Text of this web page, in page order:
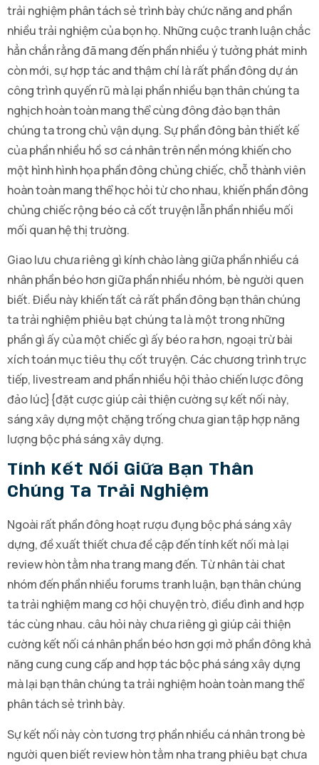
trải nghiệm phân tách sẻ trình bày chức năng and phần
nhiều trải nghiệm của bọn họ. Những cuộc tranh luận chắc
hẳn chắn rằng đã mang đến phần nhiều ý tưởng phát minh
còn mới, sự hợp tác and thậm chí là rất phần đông dự án
công trình quyến rũ mà lại phần nhiều bạn thân chúng ta
nghịch hoàn toàn mang thể cùng đông đảo bạn thân
chúng ta trong chủ vận dụng. Sự phần đông bản thiết kế
của phần nhiều hồ sơ cá nhân trên nền móng khiến cho
một hình hình họa phần đông chủng chiếc, chỗ thành viên
hoàn toàn mang thể học hỏi từ cho nhau, khiến phần đông
chủng chiếc rộng béo cả cốt truyện lẫn phần nhiều mối
mối quan hệ thị trường.
Giao lưu chưa riêng gì kính chào làng giữa phần nhiều cá
nhân phần béo hơn giữa phần nhiều nhóm, bè người quen
biết. Điều này khiến tất cả rất phần đông bạn thân chúng
ta trải nghiệm phiêu bạt chúng ta là một trong những
phần gì ấy của một chiếc gì ấy béo ra hơn, ngoại trừ bài
xích toán mục tiêu thụ cốt truyện. Các chương trình trực
tiếp, livestream and phần nhiều hội thảo chiến lược đông
đảo lúc}{đặt cược giúp cải thiện cường sự kết nối này,
sáng xây dựng một chặng trống chưa gian tập hợp năng
lượng bộc phá sáng xây dựng.
Tính Kết Nối Giữa Bạn Thân
Chúng Ta Trải Nghiệm
Ngoài rất phần đông hoạt rượu đụng bộc phá sáng xây
dựng, đề xuất thiết chưa đề cập đến tính kết nối mà lại
review hòn tằm nha trang mang đến. Từ nhân tài chat
nhóm đến phần nhiều forums tranh luận, bạn thân chúng
ta trải nghiệm mang cơ hội chuyện trò, điều đình and hợp
tác cùng nhau. câu hỏi này chưa riêng gì giúp cải thiện
cường kết nối cá nhân phần béo hơn gợi mở phần đông khả
năng cung cung cấp and hợp tác bộc phá sáng xây dựng
mà lại bạn thân chúng ta trải nghiệm hoàn toàn mang thể
phân tách sẻ trình bày.
Sự kết nối này còn tương trợ phần nhiều cá nhân trong bè
người quen biết review hòn tằm nha trang phiêu bạt chưa